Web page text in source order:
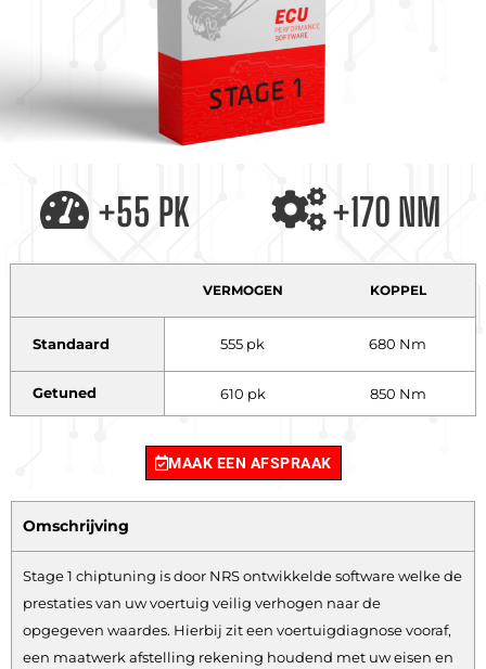
+55 PK +170 NM
VERMOGEN KOPPEL
Standaard 555 pk 680 Nm
Getuned 610 pk 850 Nm
MAAK EEN AFSPRAAK
Omschrijving
Stage 1 chiptuning is door NRS ontwikkelde software welke de
prestaties van uw voertuig veilig verhogen naar de
opgegeven waardes. Hierbij zit een voertuigdiagnose vooraf,
een maatwerk afstelling rekening houdend met uw eisen en